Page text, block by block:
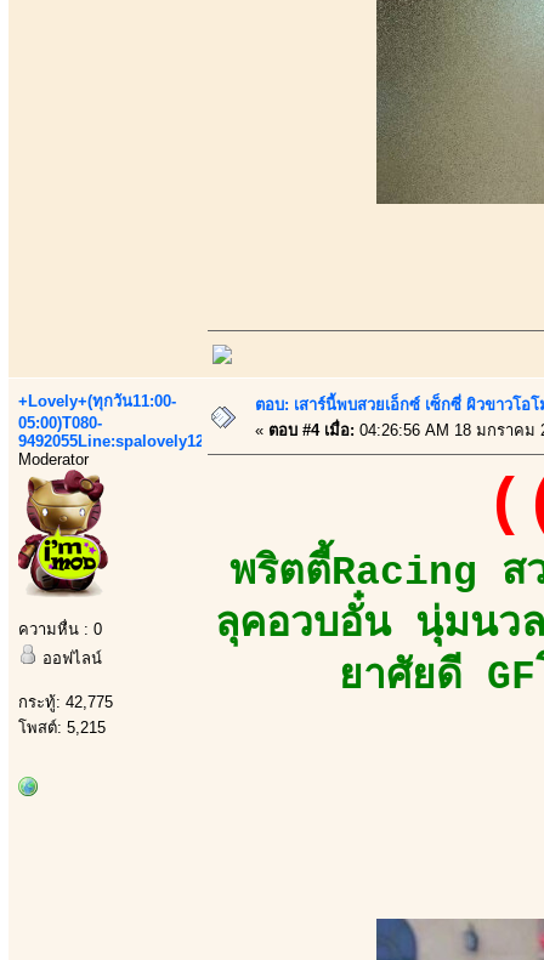
+Lovely+(ทุกวัน11:00-
05:00)T080-
9492055Line:spalovely123
Moderator
ความหื่น : 0
ออฟไลน์
กระทู้: 42,775
โพสต์: 5,215
ตอบ: เสาร์นี้พบสวยเอ็กซ์ เซ็กซี่ ผิวขาวโ
« ตอบ #4 เมื่อ: 04:26:56 AM 18 มกราคม
พริตตี้Racing ส
ลุคอวบอั๋น นุ่มนว
ยาศัยดี